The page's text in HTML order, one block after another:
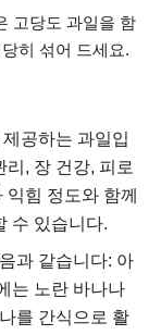
고당도 과일을 함
히 섞어 드세요.
공하는 과일입
리, 장 건강, 피로
힘 정도와 함께
수 있습니다.
과 같습니다: 아
는 노란 바나나
를 간식으로 활